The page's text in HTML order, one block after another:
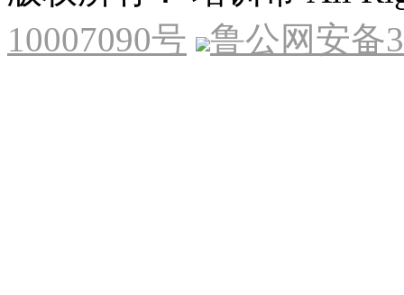
10007090号
鲁公网安备